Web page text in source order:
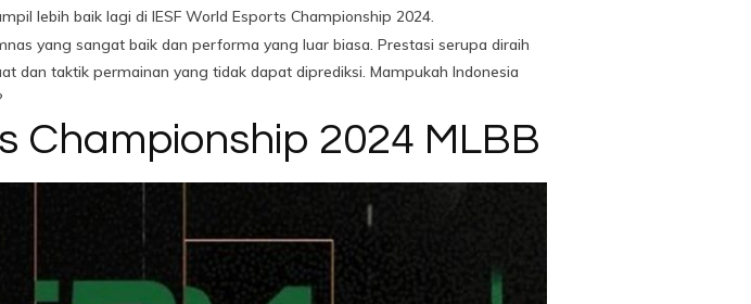
lebih baik lagi di IESF World Esports Championship 2024.
yang sangat baik dan performa yang luar biasa. Prestasi serupa diraih
dan taktik permainan yang tidak dapat diprediksi. Mampukah Indonesia
Championship 2024 MLBB